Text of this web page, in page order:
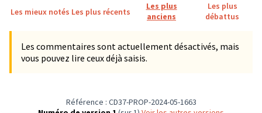
Les mieux notés Les plus récents
Les plus
anciens
Les plus
débattus
Les commentaires sont actuellement désactivés, mais
vous pouvez lire ceux déjà saisis.
Référence : CD37-PROP-2024-05-1663